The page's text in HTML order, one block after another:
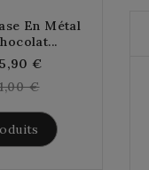
En Métal
€
€